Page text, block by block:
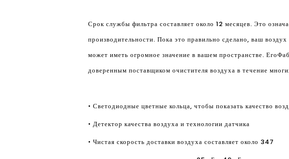
Срок службы фильтра составляет около 12 месяцев. Это
производительности. Пока это правильно сделано, ваш
может иметь огромное значение в вашем пространстве. Его
доверенным поставщиком очистителя воздуха в течение
• Светодиодные цветные кольца, чтобы показать качество
• Детектор качества воздуха и технологии датчика
• Чистая скорость доставки воздуха составляет около 347